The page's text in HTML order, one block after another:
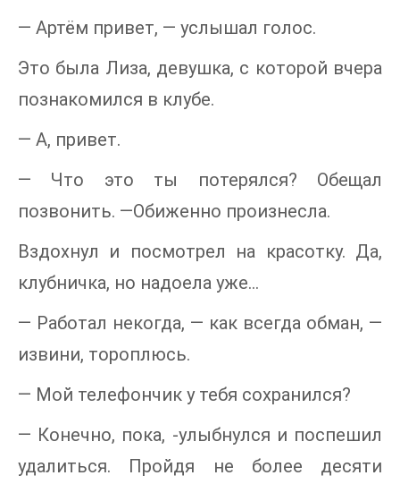
— Артём привет, — услышал голос.
Это была Лиза, девушка, с которой вчера
познакомился в клубе.
— А, привет.
— Что это ты потерялся? Обещал
позвонить. —Обиженно произнесла.
Вздохнул и посмотрел на красотку. Да,
клубничка, но надоела уже…
— Работал некогда, — как всегда обман, —
извини, тороплюсь.
— Мой телефончик у тебя сохранился?
— Конечно, пока, -улыбнулся и поспешил
удалиться. Пройдя не более десяти